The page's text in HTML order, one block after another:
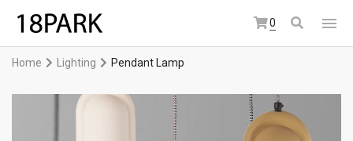
0
Home Lighting Pendant Lamp